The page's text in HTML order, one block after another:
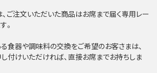
ご注文いただいた商品はお席まで届く専用レー
。
食器や調味料の交換をご希望のお客さまは、
付けいただければ、直接お席までお持ちしま